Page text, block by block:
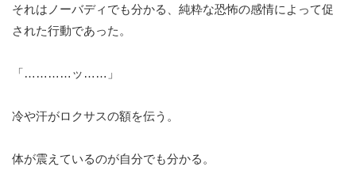
それはノーバディでも分かる、純粋な恐怖の感情によって促
された行動であった。
「…………ッ……」
冷や汗がロクサスの額を伝う。
体が震えているのが自分でも分かる。